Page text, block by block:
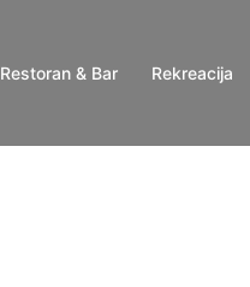
Restoran & Bar Rekreacija